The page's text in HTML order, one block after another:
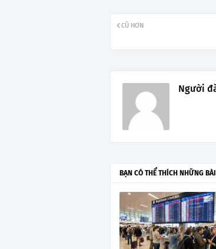
CŨ HƠN
Người
BẠN CÓ THỂ THÍCH NHỮNG